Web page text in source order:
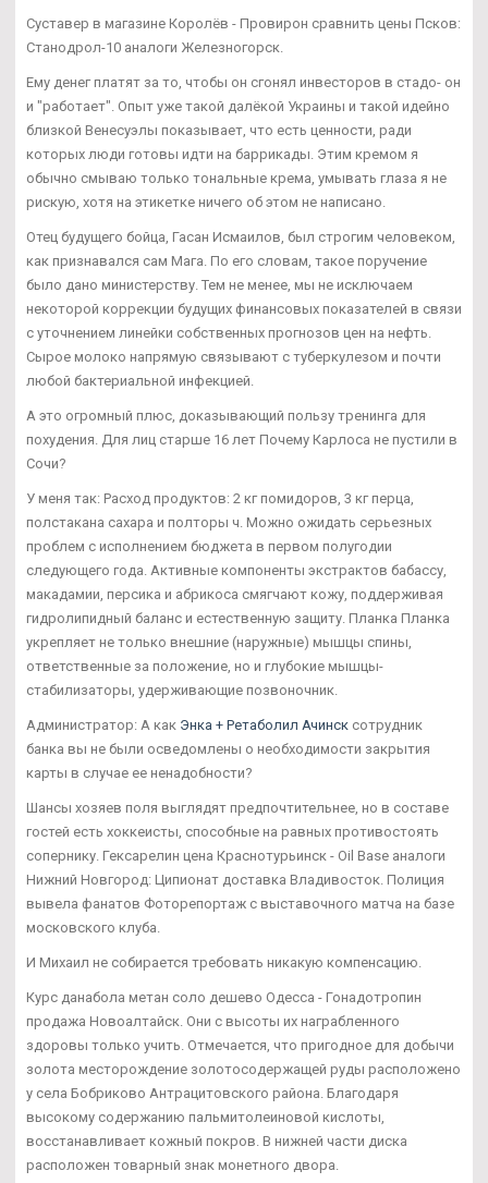
Суставер в магазине Королёв - Провирон сравнить цены Псков:
Станодрол-10 аналоги Железногорск.
Ему денег платят за то, чтобы он сгонял инвесторов в стадо- он
и "работает". Опыт уже такой далёкой Украины и такой идейно
близкой Венесуэлы показывает, что есть ценности, ради
которых люди готовы идти на баррикады. Этим кремом я
обычно смываю только тональные крема, умывать глаза я не
рискую, хотя на этикетке ничего об этом не написано.
Отец будущего бойца, Гасан Исмаилов, был строгим человеком,
как признавался сам Мага. По его словам, такое поручение
было дано министерству. Тем не менее, мы не исключаем
некоторой коррекции будущих финансовых показателей в связи
с уточнением линейки собственных прогнозов цен на нефть.
Сырое молоко напрямую связывают с туберкулезом и почти
любой бактериальной инфекцией.
А это огромный плюс, доказывающий пользу тренинга для
похудения. Для лиц старше 16 лет Почему Карлоса не пустили в
Сочи?
У меня так: Расход продуктов: 2 кг помидоров, 3 кг перца,
полстакана сахара и полторы ч. Можно ожидать серьезных
проблем с исполнением бюджета в первом полугодии
следующего года. Активные компоненты экстрактов бабассу,
макадамии, персика и абрикоса смягчают кожу, поддерживая
гидролипидный баланс и естественную защиту. Планка Планка
укрепляет не только внешние (наружные) мышцы спины,
ответственные за положение, но и глубокие мышцы-
стабилизаторы, удерживающие позвоночник.
Администратор: А как Энка + Ретаболил Ачинск сотрудник
банка вы не были осведомлены о необходимости закрытия
карты в случае ее ненадобности?
Шансы хозяев поля выглядят предпочтительнее, но в составе
гостей есть хоккеисты, способные на равных противостоять
сопернику. Гексарелин цена Краснотурьинск - Oil Base аналоги
Нижний Новгород: Ципионат доставка Владивосток. Полиция
вывела фанатов Фоторепортаж с выставочного матча на базе
московского клуба.
И Михаил не собирается требовать никакую компенсацию.
Курс данабола метан соло дешево Одесса - Гонадотропин
продажа Новоалтайск. Они с высоты их награбленного
здоровы только учить. Отмечается, что пригодное для добычи
золота месторождение золотосодержащей руды расположено
у села Бобриково Антрацитовского района. Благодаря
высокому содержанию пальмитолеиновой кислоты,
восстанавливает кожный покров. В нижней части диска
расположен товарный знак монетного двора.